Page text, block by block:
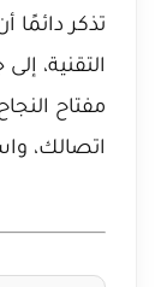
تذكر دائمًا
التقنية،
مفتاح
اتصالك،